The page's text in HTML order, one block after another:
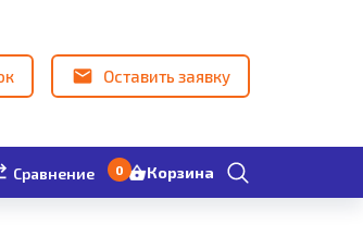
Оставить заявку
Сравнение 0 Корзина